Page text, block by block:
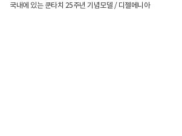
국내에 있는 쿤타치 25주년 기념모델 / 디젤메니아